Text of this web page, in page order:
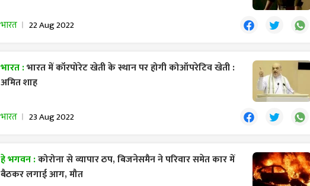
भारत 22 Aug 2022
भारत :भारत में कॉरपोरेट खेती के स्थान पर होगी कोऑपरेटिव खेती :
अमित शाह
भारत 23 Aug 2022
हे भगवन :कोरोना से व्यापार ठप, बिजनेसमैन ने परिवार समेत कार में
बैठकर लगाई आग, मौत